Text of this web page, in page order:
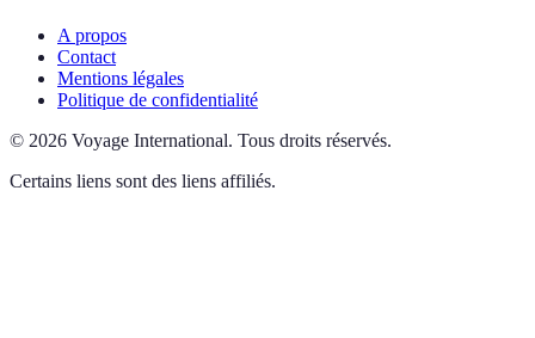
A propos
Contact
Mentions légales
Politique de confidentialité
© 2026 Voyage International. Tous droits réservés.
Certains liens sont des liens affiliés.